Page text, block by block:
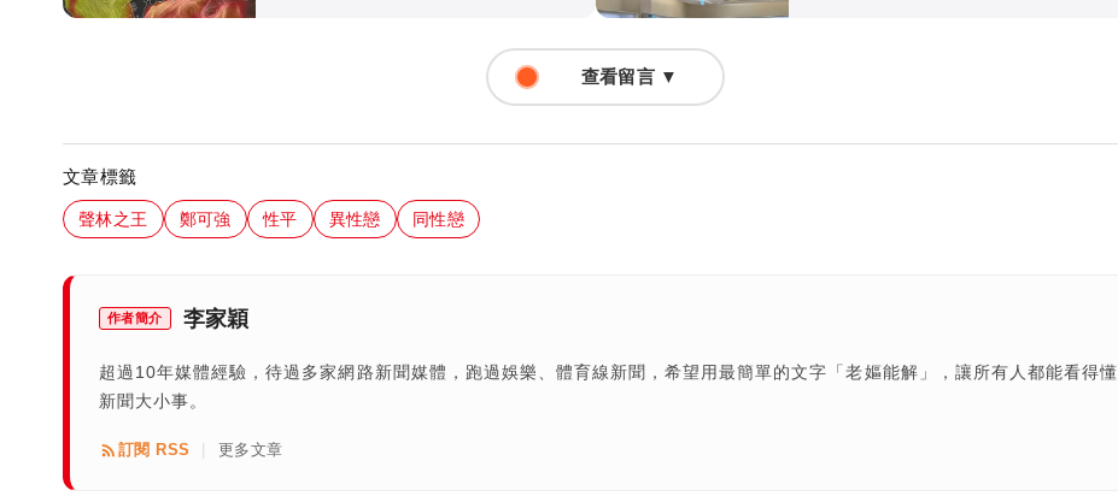
查看留言 ▼
文章標籤
聲林之王 鄭可強 性平 異性戀 同性戀
作者簡介 李家穎
超過10年媒體經驗，待過多家網路新聞媒體，跑過娛樂、體育線新聞，希望用最簡單的文字「老嫗能解」，讓所有人都能看得懂
新聞大小事。
訂閱 RSS 更多文章